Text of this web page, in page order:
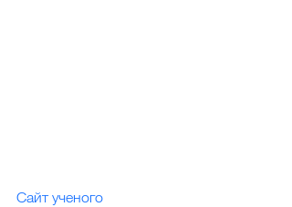
Сайт ученого